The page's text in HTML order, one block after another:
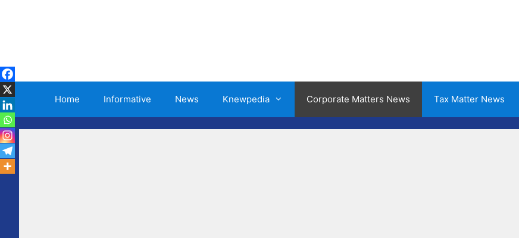
Home Informative News Knewpedia Corporate Matters News Tax Matter News